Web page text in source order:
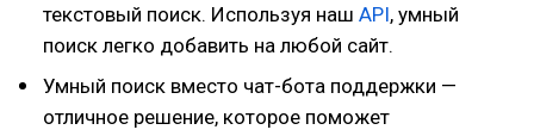
текстовый поиск. Используя наш API, умный
поиск легко добавить на любой сайт.
Умный поиск вместо чат-бота поддержки —
отличное решение, которое поможет